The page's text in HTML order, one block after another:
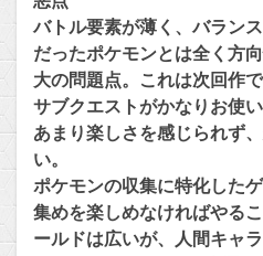
バトル要素が薄く、バラン
だったポケモンとは全く方
大の問題点。これは次回作
サブクエストがかなりお使い
あまり楽しさを感じられず
い。
ポケモンの収集に特化した
集めを楽しめなければやる
ールドは広いが、人間キャ